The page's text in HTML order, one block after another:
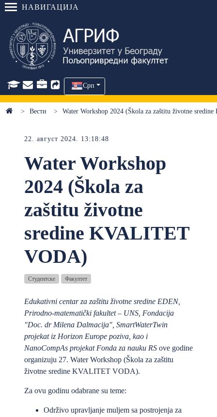
НАВИГАЦИЈА
Срп
Вести Water Workshop 2024 (Škola za zaštitu životne
22. август 2024. 13:18:48
Water Workshop
2024 (Škola za
zaštitu životne
sredine KVALITET
VODA)
Студентске Факултет
Edukativni centar za zaštitu životne sredine EDEN,
Prirodno-matematički fakultet – UNS, Fondacija
"Doc. dr Milena Dalmacija", SmartWaterTwin
projekat iz Horizon Europe poziva, kao i
NanoCompAs projekat Fonda za nauku RS ove godine
organizuju 27. Water Workshop (Škola za zaštitu
životne sredine KVALITET VODA).
Za ovu godinu odabrane su teme:
Održivo upravljanje muljem sa postrojenja za